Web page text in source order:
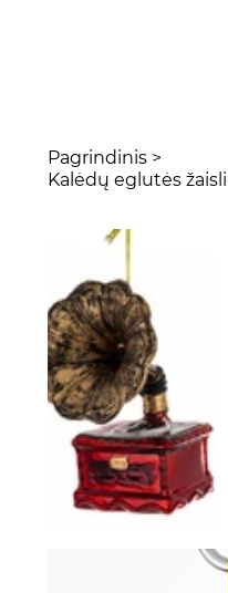
Pagrindinis >
Kalėdų eglutės